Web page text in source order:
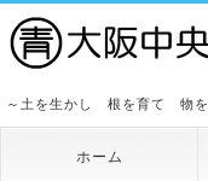
～土を生かし 根を育て 物
ホーム